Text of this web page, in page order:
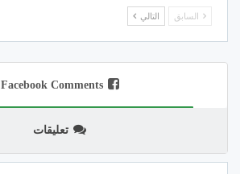
السابق التالي
Facebook Comments
تعليقات